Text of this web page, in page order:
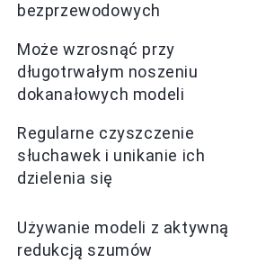
bezprzewodowych
Może wzrosnąć przy
długotrwałym noszeniu
dokanałowych modeli
Regularne czyszczenie
słuchawek i unikanie ich
dzielenia się
Używanie modeli z aktywną
redukcją szumów